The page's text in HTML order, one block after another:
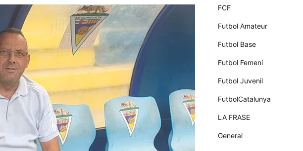
FCF
Futbol Amateur
Futbol Base
Futbol Femení
Futbol Juvenil
FutbolCatalunya
LA FRASE
General
permeten que
el lloc funcioni
tan bé com
sigui possible.
Si rebutja
aquestes
cookies
algunes
funcionalitats
desapareixeran
del lloc web.
Màrqueting